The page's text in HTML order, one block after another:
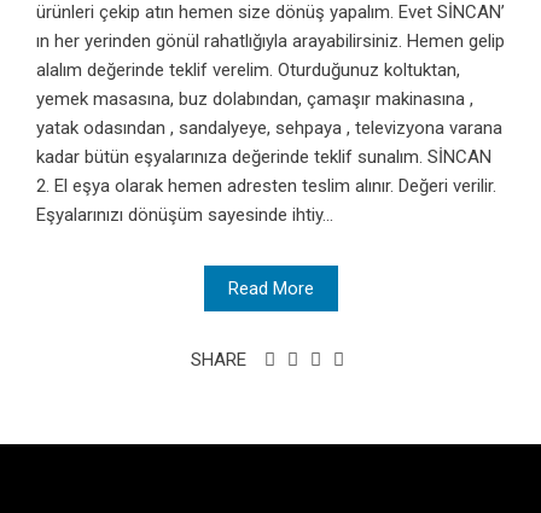
ürünleri çekip atın hemen size dönüş yapalım. Evet SİNCAN’
ın her yerinden gönül rahatlığıyla arayabilirsiniz. Hemen gelip
alalım değerinde teklif verelim. Oturduğunuz koltuktan,
yemek masasına, buz dolabından, çamaşır makinasına ,
yatak odasından , sandalyeye, sehpaya , televizyona varana
kadar bütün eşyalarınıza değerinde teklif sunalım. SİNCAN
2. El eşya olarak hemen adresten teslim alınır. Değeri verilir.
Eşyalarınızı dönüşüm sayesinde ihtiy...
Read More
SHARE